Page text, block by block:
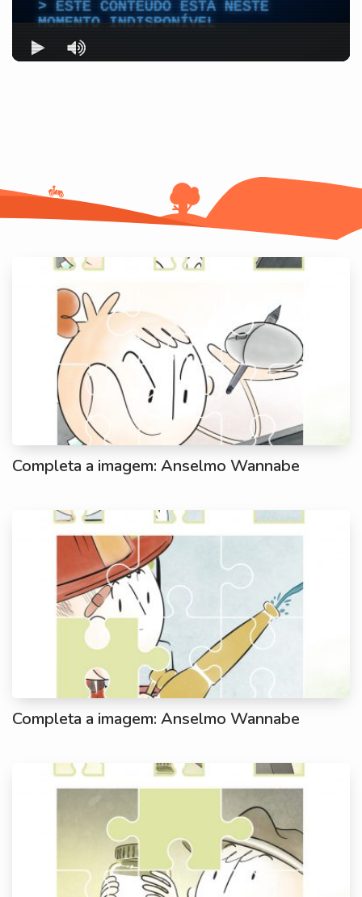
Completa a imagem: Anselmo Wannabe
Completa a imagem: Anselmo Wannabe